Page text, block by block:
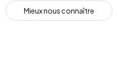
Mieuxnousconnaître